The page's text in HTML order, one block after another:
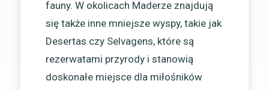
fauny. W okolicach Maderze znajdują
się także inne mniejsze wyspy, takie jak
Desertas czy Selvagens, które są
rezerwatami przyrody i stanowią
doskonałe miejsce dla miłośników